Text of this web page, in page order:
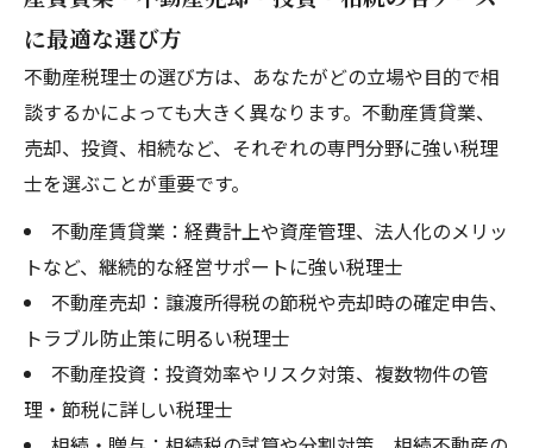
に最適な選び方
不動産税理士の選び方は、あなたがどの立場や目的で相
談するかによっても大きく異なります。不動産賃貸業、
売却、投資、相続など、それぞれの専門分野に強い税理
士を選ぶことが重要です。
不動産賃貸業：経費計上や資産管理、法人化のメリッ
トなど、継続的な経営サポートに強い税理士
不動産売却：譲渡所得税の節税や売却時の確定申告、
トラブル防止策に明るい税理士
不動産投資：投資効率やリスク対策、複数物件の管
理・節税に詳しい税理士